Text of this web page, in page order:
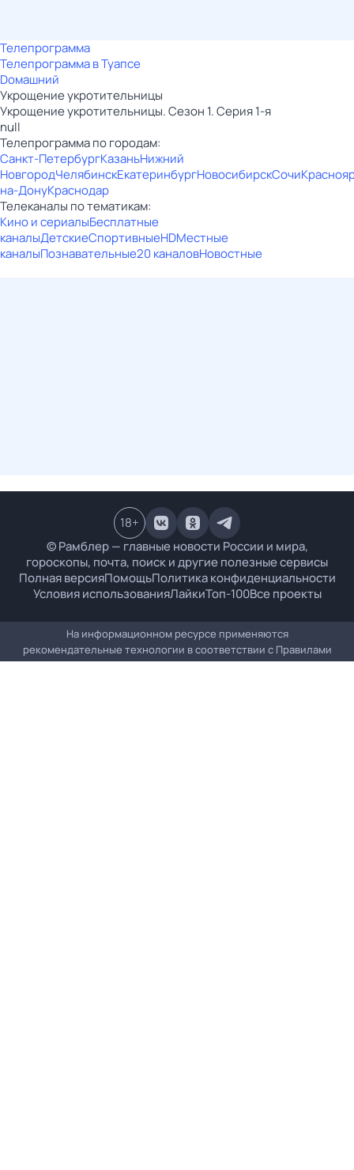
Телепрограмма
Телепрограмма в Туапсе
Dомашний
Укрощение укротительницы
Укрощение укротительницы. Сезон 1. Серия 1-я
null
Телепрограмма по городам:
Санкт-ПетербургКазаньНижний
НовгородЧелябинскЕкатеринбургНовосибирскСочи
на-ДонуКраснодар
Телеканалы по тематикам:
Кино и сериалыБесплатные
каналыДетскиеСпортивныеHDМестные
каналыПознавательные20 каналовНовостные
© Рамблер — главные новости России и мира,
гороскопы, почта, поиск и другие полезные сервисы
Полная версияПомощьПолитика конфиденциальности
Условия использованияЛайкиТоп-100Все проекты
18+
На информационном ресурсе применяются
рекомендательные технологии в соответствии с Правилами